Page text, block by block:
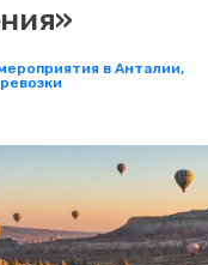
в Анталии,